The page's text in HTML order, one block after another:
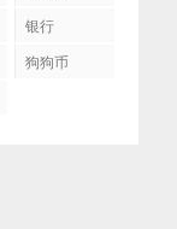
银行
狗狗币